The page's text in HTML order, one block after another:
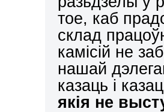
тое, каб
склад
камісій не
нашай
казаць і
якія не